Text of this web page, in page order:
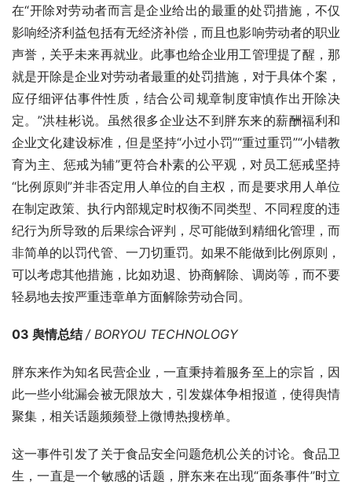
在“开除对劳动者而言是企业给出的最重的处罚措施，不仅
影响经济利益包括有无经济补偿，而且也影响劳动者的职业
声誉，关乎未来再就业。此事也给企业用工管理提了醒，那
就是开除是企业对劳动者最重的处罚措施，对于具体个案，
应仔细评估事件性质，结合公司规章制度审慎作出开除决
定。”洪桂彬说。虽然很多企业达不到胖东来的薪酬福利和
企业文化建设标准，但是坚持“小过小罚”“重过重罚”“小错教
育为主、惩戒为辅”更符合朴素的公平观，对员工惩戒坚持
“比例原则”并非否定用人单位的自主权，而是要求用人单位
在制定政策、执行内部规定时权衡不同类型、不同程度的违
纪行为所导致的后果综合评判，尽可能做到精细化管理，而
非简单的以罚代管、一刀切重罚。如果不能做到比例原则，
可以考虑其他措施，比如劝退、协商解除、调岗等，而不要
轻易地去按严重违章单方面解除劳动合同。
03 舆情总结 / BORYOU TECHNOLOGY
胖东来作为知名民营企业，一直秉持着服务至上的宗旨，因
此一些小纰漏会被无限放大，引发媒体争相报道，使得舆情
聚集，相关话题频频登上微博热搜榜单。
这一事件引发了关于食品安全问题危机公关的讨论。食品卫
生，一直是一个敏感的话题，胖东来在出现“面条事件”时立